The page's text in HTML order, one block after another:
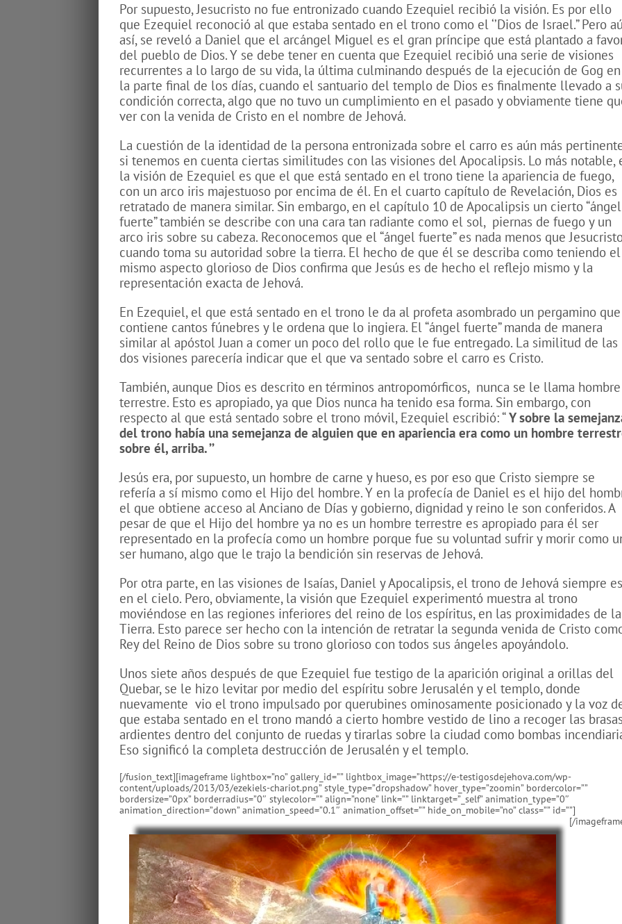
Por supuesto, Jesucristo no fue entronizado cuando Ezequiel recibió la visión. Es por ello
que Ezequiel reconoció al que estaba sentado en el trono como el ‘’Dios de Israel.” Pero
así, se reveló a Daniel que el arcángel Miguel es el gran príncipe que está plantado a
del pueblo de Dios. Y se debe tener en cuenta que Ezequiel recibió una serie de visiones
recurrentes a lo largo de su vida, la última culminando después de la ejecución de Gog en
la parte final de los días, cuando el santuario del templo de Dios es finalmente llevado a
condición correcta, algo que no tuvo un cumplimiento en el pasado y obviamente tiene
ver con la venida de Cristo en el nombre de Jehová.
La cuestión de la identidad de la persona entronizada sobre el carro es aún más
si tenemos en cuenta ciertas similitudes con las visiones del Apocalipsis. Lo más notable,
la visión de Ezequiel es que el que está sentado en el trono tiene la apariencia de fuego,
con un arco iris majestuoso por encima de él. En el cuarto capítulo de Revelación, Dios es
retratado de manera similar. Sin embargo, en el capítulo 10 de Apocalipsis un cierto “ángel
fuerte” también se describe con una cara tan radiante como el sol, piernas de fuego y un
arco iris sobre su cabeza. Reconocemos que el “ángel fuerte” es nada menos que
cuando toma su autoridad sobre la tierra. El hecho de que él se describa como teniendo el
mismo aspecto glorioso de Dios confirma que Jesús es de hecho el reflejo mismo y la
representación exacta de Jehová.
En Ezequiel, el que está sentado en el trono le da al profeta asombrado un pergamino que
contiene cantos fúnebres y le ordena que lo ingiera. El “ángel fuerte” manda de manera
similar al apóstol Juan a comer un poco del rollo que le fue entregado. La similitud de las
dos visiones parecería indicar que el que va sentado sobre el carro es Cristo.
También, aunque Dios es descrito en términos antropomórficos, nunca se le llama hombre
terrestre. Esto es apropiado, ya que Dios nunca ha tenido esa forma. Sin embargo, con
respecto al que está sentado sobre el trono móvil, Ezequiel escribió: “Y sobre la
del trono había una semejanza de alguien que en apariencia era como un hombre
sobre él, arriba. ’’
Jesús era, por supuesto, un hombre de carne y hueso, es por eso que Cristo siempre se
refería a sí mismo como el Hijo del hombre. Y en la profecía de Daniel es el hijo del
el que obtiene acceso al Anciano de Días y gobierno, dignidad y reino le son conferidos. A
pesar de que el Hijo del hombre ya no es un hombre terrestre es apropiado para él ser
representado en la profecía como un hombre porque fue su voluntad sufrir y morir como
ser humano, algo que le trajo la bendición sin reservas de Jehová.
Por otra parte, en las visiones de Isaías, Daniel y Apocalipsis, el trono de Jehová siempre
en el cielo. Pero, obviamente, la visión que Ezequiel experimentó muestra al trono
moviéndose en las regiones inferiores del reino de los espíritus, en las proximidades de la
Tierra. Esto parece ser hecho con la intención de retratar la segunda venida de Cristo
Rey del Reino de Dios sobre su trono glorioso con todos sus ángeles apoyándolo.
Unos siete años después de que Ezequiel fue testigo de la aparición original a orillas del
Quebar, se le hizo levitar por medio del espíritu sobre Jerusalén y el templo, donde
nuevamente vio el trono impulsado por querubines ominosamente posicionado y la voz
que estaba sentado en el trono mandó a cierto hombre vestido de lino a recoger las
ardientes dentro del conjunto de ruedas y tirarlas sobre la ciudad como bombas
Eso significó la completa destrucción de Jerusalén y el templo.
[/fusion_text][imageframe lightbox=”no” gallery_id=”” lightbox_image=”https://e-testigosdejehova.com/wp-
content/uploads/2013/03/ezekiels-chariot.png” style_type=”dropshadow” hover_type=”zoomin” bordercolor=””
bordersize=”0px” borderradius=”0″ stylecolor=”” align=”none” link=”” linktarget=”_self” animation_type=”0″
animation_direction=”down” animation_speed=”0.1″ animation_offset=”” hide_on_mobile=”no” class=”” id=””]
[/